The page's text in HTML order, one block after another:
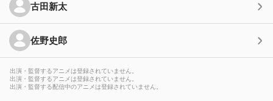
古田新太
佐野史郎
出演・監督するアニメは登録されていません。
出演・監督するアニメは登録されていません。
出演・監督する配信中のアニメは登録されていません。